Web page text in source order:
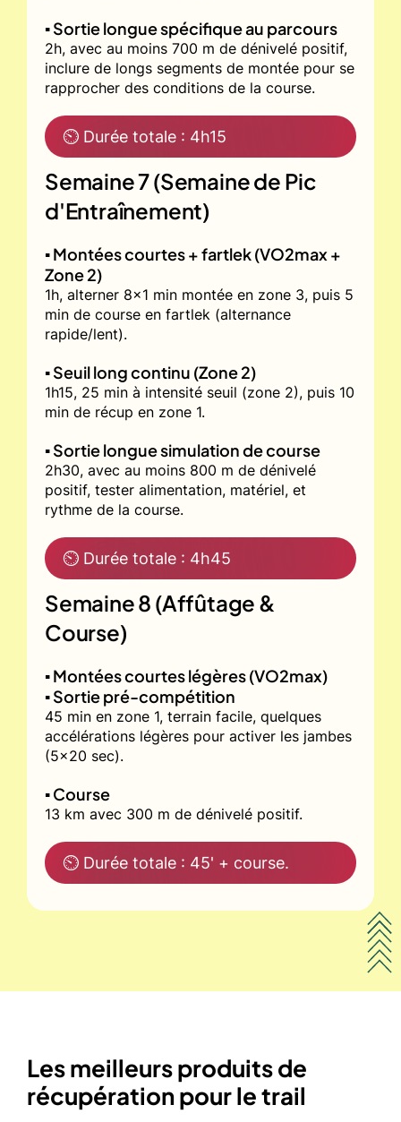
▪️ Sortie longue spécifique au parcours
2h, avec au moins 700 m de dénivelé positif,
inclure de longs segments de montée pour se
rapprocher des conditions de la course.
⏲ Durée totale : 4h15
Semaine 7 (Semaine de Pic
d'Entraînement)
▪️ Montées courtes + fartlek (VO2max +
Zone 2)
1h, alterner 8x1 min montée en zone 3, puis 5
min de course en fartlek (alternance
rapide/lent).
▪️ Seuil long continu (Zone 2)
1h15, 25 min à intensité seuil (zone 2), puis 10
min de récup en zone 1.
▪️ Sortie longue simulation de course
2h30, avec au moins 800 m de dénivelé
positif, tester alimentation, matériel, et
rythme de la course.
⏲ Durée totale : 4h45
Semaine 8 (Affûtage &
Course)
▪️ Montées courtes légères (VO2max)
▪️ Sortie pré-compétition
45 min en zone 1, terrain facile, quelques
accélérations légères pour activer les jambes
(5x20 sec).
▪️ Course
13 km avec 300 m de dénivelé positif.
⏲ Durée totale : 45' + course.
Les meilleurs produits de
récupération pour le trail